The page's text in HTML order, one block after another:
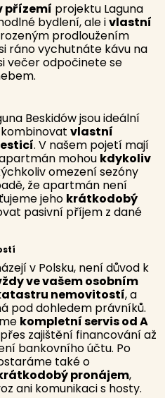
přízemí projektu Laguna
bydlení, ale ivlastní
prodloužením
ráno vychutnáte kávu na
večer odpočinete se
Beskidów jsou ideální
vlastní
. V našem pojetí mají
mohou kdykoliv
omezení sezóny
že apartmán není
jeho krátkodobý
pasivní příjem z dané
v Polsku, není důvod k
ve vašem osobním
nemovitostí, a
pod dohledem právníků.
kompletní servis od A
zajištění financování až
bankovního účtu. Po
také o
pronájem,
ani komunikaci s hosty.